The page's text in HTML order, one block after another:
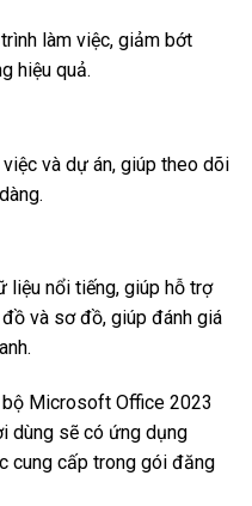
làm việc, giảm bớt
hiệu quả.
và dự án, giúp theo dõi
liệu nổi tiếng, giúp hỗ trợ
và sơ đồ, giúp đánh giá
Microsoft Office 2023
dùng sẽ có ứng dụng
cung cấp trong gói đăng